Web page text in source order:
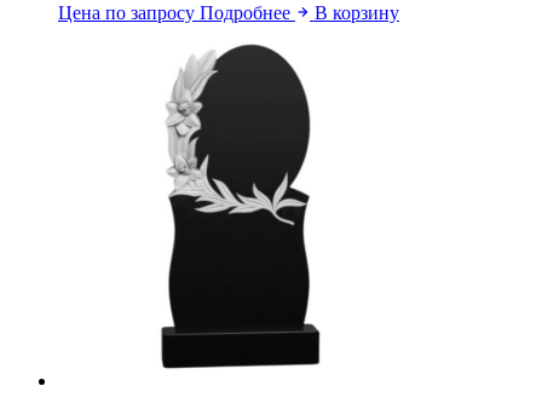
Цена по запросу Подробнее В корзину